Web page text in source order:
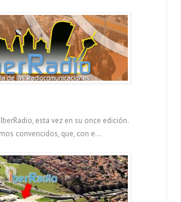
esta vez en su once edición.
convencidos, que, con e...